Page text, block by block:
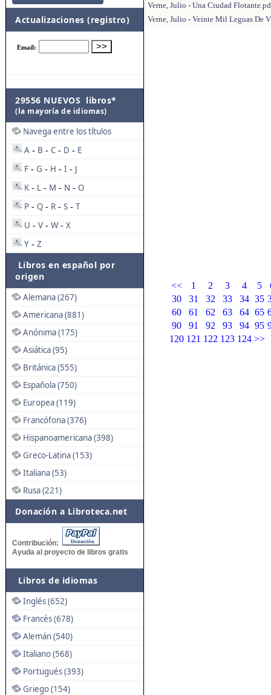
Actualizaciones (registro)
29556 NUEVOS libros*
(la mayoría de idiomas)
Navega entre los títulos
A - B - C - D - E
F - G - H - I - J
K - L - M - N - O
P - Q - R - S - T
U - V - W - X
Y - Z
Libros en español por
origen
Alemana (267)
Americana (881)
Anónima (175)
Asiática (95)
Británica (555)
Española (750)
Europea (119)
Francófona (376)
Hispanoamericana (398)
Greco-Latina (153)
Italiana (53)
Rusa (221)
Donación a Libroteca.net
Contribución:
Ayuda al proyecto de libros gratis
Libros de idiomas
Inglés (652)
Francés (678)
Alemán (540)
Italiano (568)
Portugués (393)
Griego (154)
Verne, Julio - Una Ciudad
Verne, Julio - Veinte Mil Leguas De
<< 1 2 3 4 5
30
31 32 33 34 35
60
61 62 63 64 65
90
91 92 93 94 95
120 121 122 123 124 >>